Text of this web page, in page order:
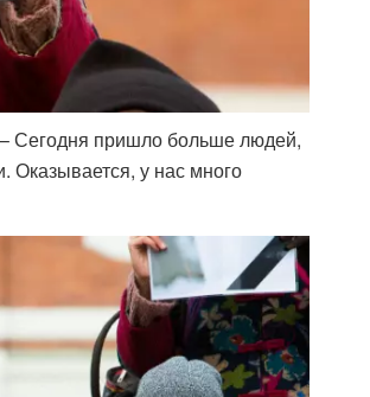
Сегодня пришло больше людей,
Оказывается, у нас много